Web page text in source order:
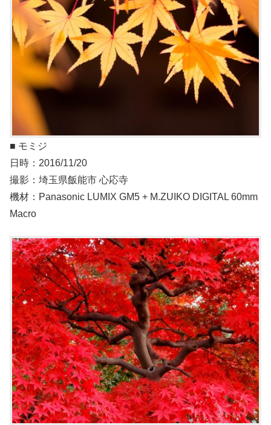
■ モミジ
日時：2016/11/20
撮影：埼玉県飯能市 心応寺
機材：Panasonic LUMIX GM5 + M.ZUIKO DIGITAL 60mm
Macro